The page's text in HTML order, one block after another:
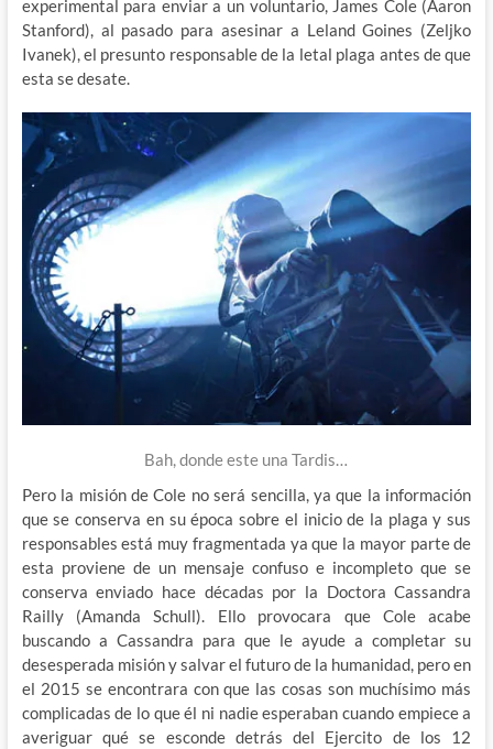
experimental para enviar a un voluntario, James Cole (Aaron
Stanford), al pasado para asesinar a Leland Goines (Zeljko
Ivanek), el presunto responsable de la letal plaga antes de que
esta se desate.
Bah, donde este una Tardis…
Pero la misión de Cole no será sencilla, ya que la información
que se conserva en su época sobre el inicio de la plaga y sus
responsables está muy fragmentada ya que la mayor parte de
esta proviene de un mensaje confuso e incompleto que se
conserva enviado hace décadas por la Doctora Cassandra
Railly (Amanda Schull). Ello provocara que Cole acabe
buscando a Cassandra para que le ayude a completar su
desesperada misión y salvar el futuro de la humanidad, pero en
el 2015 se encontrara con que las cosas son muchísimo más
complicadas de lo que él ni nadie esperaban cuando empiece a
averiguar qué se esconde detrás del Ejercito de los 12